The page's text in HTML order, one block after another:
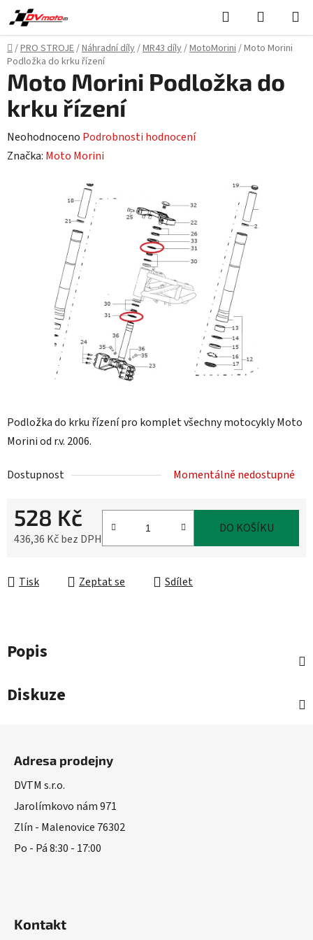
Přejít
na
obsah
Hledat
KOŠÍK
Domů
/PRO STROJE/Náhradní díly/MR43 díly/MotoMorini/Moto Morini
Podložka do krku řízení
Podložka do krku řízení pro komplet všechny motocykly Moto
Morini od r.v. 2006.
Dostupnost Momentálně nedostupné
528 Kč
436,36 Kč bez DPH
DO KOŠÍKU
Tisk Zeptat se Sdílet
Moto Morini Podložka do
krku řízení
Průměrné
hodnocení
Neohodnoceno Podrobnosti hodnocení
Značka: Moto Morini
Popis
Diskuze
Adresa prodejny
DVTM s.r.o.
Jarolímkovo nám 971
Zlín - Malenovice 76302
Po - Pá 8:30 - 17:00
Kontakt